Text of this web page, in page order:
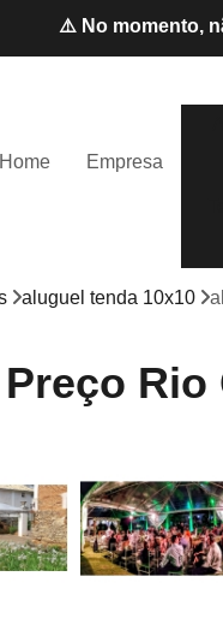
⚠️ No momento,
Home Empresa
aluguel tenda 10x10
Rio